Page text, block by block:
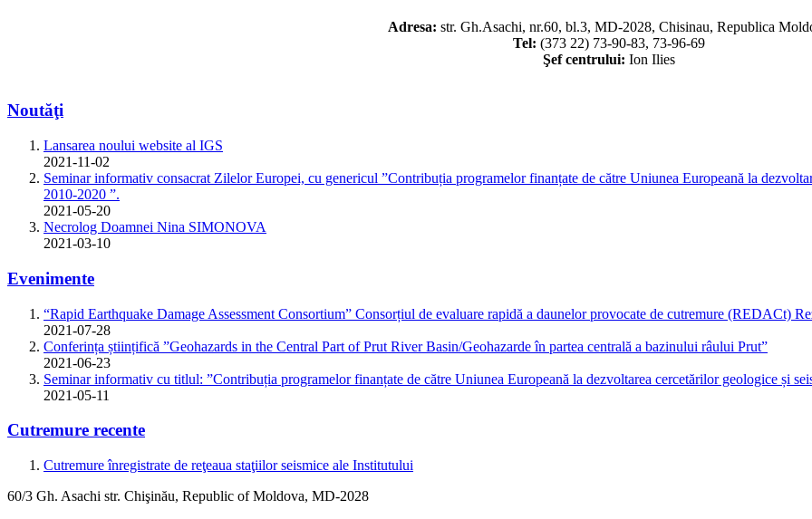
Adresa: str. Gh.Asachi, nr.60, bl.3, MD-2028, Chisinau, Republica
Tel: (373 22) 73-90-83, 73-96-69
Şef centrului: Ion Ilies
Noutăţi
Lansarea noului website al IGS
2021-11-02
Seminar informativ consacrat Zilelor Europei, cu genericul ”Contribuția programelor finanțate de către Uniunea Europeană la
2010-2020 ”.
2021-05-20
Necrolog Doamnei Nina SIMONOVA
2021-03-10
Evenimente
“Rapid Earthquake Damage Assessment Consortium” Consorțiul de evaluare rapidă a daunelor provocate de cutremure (REDACt)
2021-07-28
Conferința științifică ”Geohazards in the Central Part of Prut River Basin/Geohazarde în partea centrală a bazinului râului Prut”
2021-06-23
Seminar informativ cu titlul: ”Contribuția programelor finanțate de către Uniunea Europeană la dezvoltarea cercetărilor geologice și
2021-05-11
Cutremure recente
Cutremure înregistrate de reţeaua staţiilor seismice ale Institutului
60/3 Gh. Asachi str. Chişinău, Republic of Moldova, MD-2028